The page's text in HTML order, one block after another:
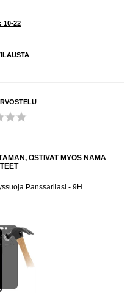
10-22
OSTIVAT MYÖS NÄMÄ
Panssarilasi - 9H